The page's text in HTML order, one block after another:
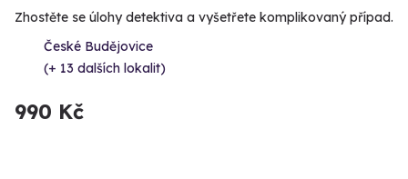
Zhostěte se úlohy detektiva a vyšetřete komplikovaný případ.
České Budějovice
(+ 13 dalších lokalit)
990 Kč